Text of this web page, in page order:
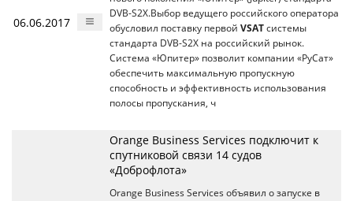
06.06.2017
DVB-S2X.Выбор ведущего российского оператора
обусловил поставку первой VSAT системы
стандарта DVB-S2X на российский рынок.
Система «Юпитер» позволит компании «РуСат»
обеспечить максимальную пропускную
способность и эффективность использования
полосы пропускания, ч
Orange Business Services подключит к
спутниковой связи 14 судов
«Доброфлота»
Orange Business Services объявил о запуске в